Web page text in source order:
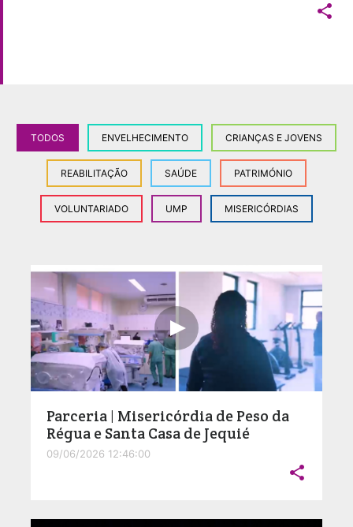

TODOS ENVELHECIMENTO CRIANÇAS E JOVENS
REABILITAÇÃO SAÚDE PATRIMÓNIO
VOLUNTARIADO UMP MISERICÓRDIAS
Parceria | Misericórdia de Peso da
Régua e Santa Casa de Jequié
09/06/2026 12:46:00
